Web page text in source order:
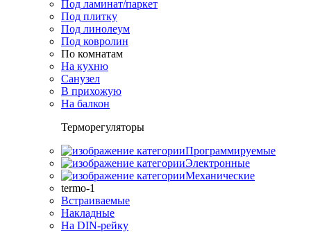
Под ламинат/паркет
Под плитку
Под линолеум
Под ковролин
По комнатам
На кухню
Санузел
В прихожую
На балкон
Терморегуляторы
Программируемые
Электронные
Механические
termo-1
Встраиваемые
Накладные
На DIN-рейку